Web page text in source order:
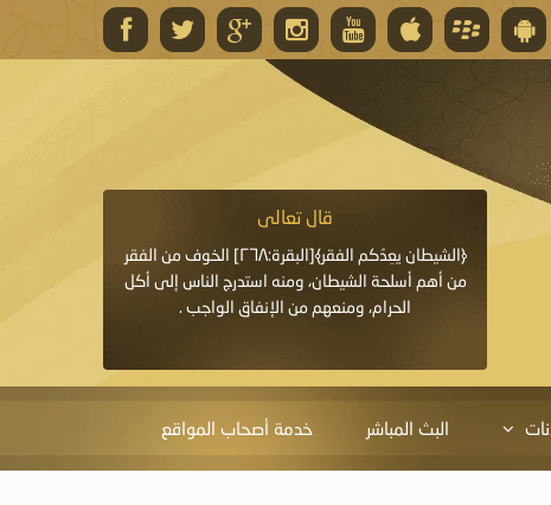
التي
قال تعالى
﴿الشيطان يعِدُكم الفقر﴾[البقرة:٢٦٨] الخوف من الفقر
من أهم أسلحة الشيطان، ومنه استدرج الناس إلى أكل
الحرام، ومنعهم من الإنفاق الواجب .
البث المباشر خدمة أصحاب المواقع